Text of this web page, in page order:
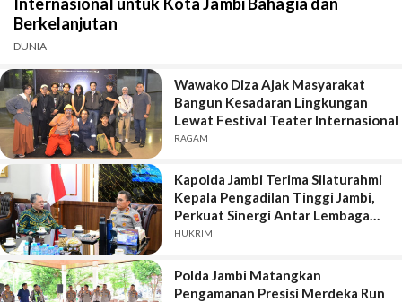
Berkelanjutan
DUNIA
Wawako Diza Ajak Masyarakat
Bangun Kesadaran Lingkungan
Lewat Festival Teater Internasional
RAGAM
Kapolda Jambi Terima Silaturahmi
Kepala Pengadilan Tinggi Jambi,
Perkuat Sinergi Antar Lembaga
Penegak Hukum
HUKRIM
Polda Jambi Matangkan
Pengamanan Presisi Merdeka Run